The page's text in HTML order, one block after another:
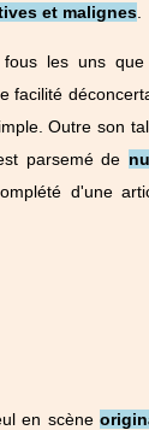
et malignes
les uns
facilité
Outre son
parsemé de
d'une
en scène